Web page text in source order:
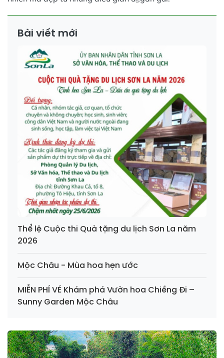
Bài viết mới
Thể lệ Cuộc thi Quà tặng du lịch Sơn La năm
2026
Mộc Châu - Mùa hoa hẹn ước
MIỄN PHÍ VÉ Khám phá Vườn hoa Chiềng Đi –
Sunny Garden Mộc Châu